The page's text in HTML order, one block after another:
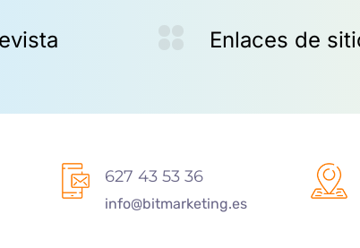
627 43 53 36
info@bitmarketing.es